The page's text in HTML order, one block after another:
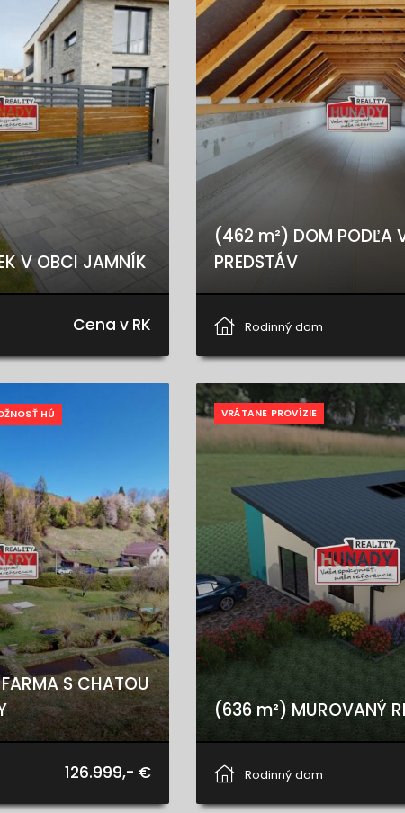
V OBCI JAMNÍK
Cena v RK
(462 m²) DOM PODĽA
PREDSTÁV
Rodinný dom
HÚ
S CHATOU
126.999,- €
VRÁTANE PROVÍZIE
(636 m²) MUROVANÝ
Rodinný dom